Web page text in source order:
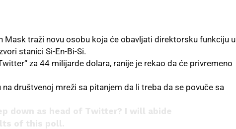
Mask traži novu osobu koja će obavljati direktorsku funkciju u
stanici Si-En-Bi-Si.
za 44 milijarde dolara, ranije je rekao da će privremeno
društvenoj mreži sa pitanjem da li treba da se povuče sa
down as head of Twitter? I will abide
of this poll.